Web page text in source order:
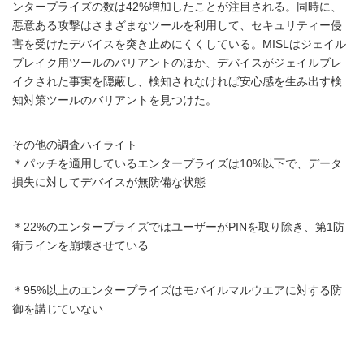
ンタープライズの数は42%増加したことが注目される。同時に、
悪意ある攻撃はさまざまなツールを利用して、セキュリティー侵
害を受けたデバイスを突き止めにくくしている。MISLはジェイル
ブレイク用ツールのバリアントのほか、デバイスがジェイルブレ
イクされた事実を隠蔽し、検知されなければ安心感を生み出す検
知対策ツールのバリアントを見つけた。
その他の調査ハイライト
＊パッチを適用しているエンタープライズは10%以下で、データ
損失に対してデバイスが無防備な状態
＊22%のエンタープライズではユーザーがPINを取り除き、第1防
衛ラインを崩壊させている
＊95%以上のエンタープライズはモバイルマルウエアに対する防
御を講じていない